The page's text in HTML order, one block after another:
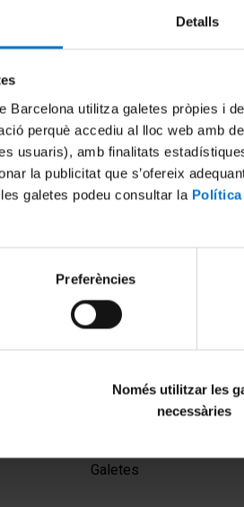
Detalls
Barcelona utilitza galetes pròpies i
perquè accediu al lloc web amb
usuaris), amb finalitats
la publicitat que s’ofereix
galetes podeu consultar la
Preferències
Només utilitzar les
necessàries
27
Galetes